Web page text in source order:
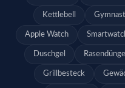
Kettlebell
Apple Watch
Duschgel
Grillbesteck